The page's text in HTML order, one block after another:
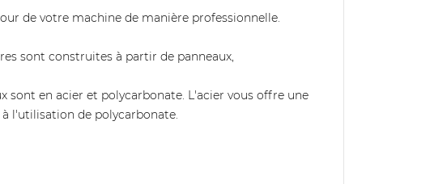
de votre machine de manière professionnelle.
sont construites à partir de panneaux,
sont en acier et polycarbonate. L'acier vous offre une
l'utilisation de polycarbonate.